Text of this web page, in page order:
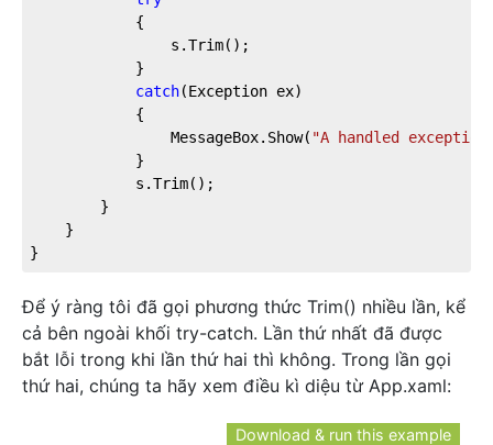
catch(Exception ex)
				MessageBox.Show(
"A handled
}
Để ý ràng tôi đã gọi phương thức Trim() nhiều lần, kể
cả bên ngoài khối try-catch. Lần thứ nhất đã được
bắt lỗi trong khi lần thứ hai thì không. Trong lần gọi
thứ hai, chúng ta hãy xem điều kì diệu từ App.xaml:
Download & run this example